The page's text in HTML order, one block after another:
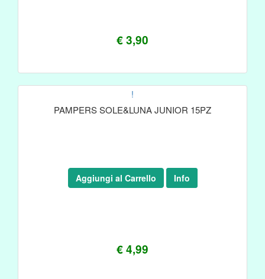
€ 3,90
!
PAMPERS SOLE&LUNA JUNIOR 15PZ
€ 4,99
Aggiungi al Carrello Info